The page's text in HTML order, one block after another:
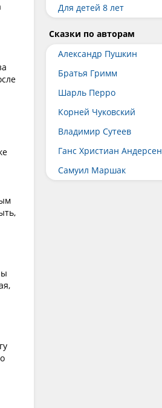
Для детей 8 лет
Сказки по авторам
Александр Пушкин
Братья Гримм
Шарль Перро
Корней Чуковский
Владимир Сутеев
Ганс Христиан Андерсен
Самуил Маршак